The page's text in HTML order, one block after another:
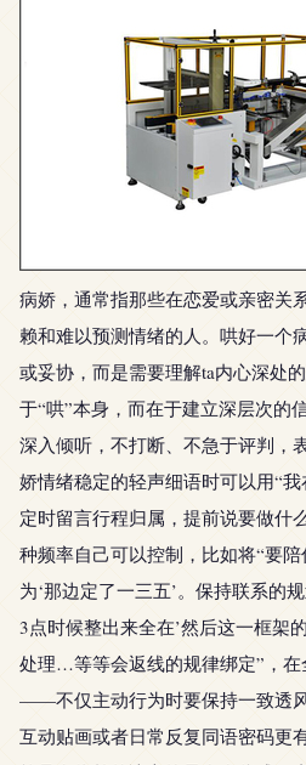
病娇，通常指那些在恋爱或亲密关
赖和难以预测情绪的人。哄好一个
或妥协，而是需要理解ta内心深处
于“哄”本身，而在于建立深层次的
深入倾听，不打断、不急于评判，
娇情绪稳定的轻声细语时可以用“
定时留言行程归属，提前说要做什
种频率自己可以控制，比如将“要
为‘那边定了一三五’。保持联系的
3点时候整出来全在’然后这一框架
处理…等等会返线的规律绑定”，
——不仅主动行为时要保持一致透
互动贴画或者日常反复同语密码更